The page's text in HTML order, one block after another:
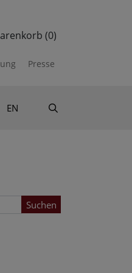
(0)
Presse
EN
Suchen